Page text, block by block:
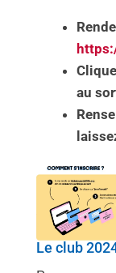
au
Le club